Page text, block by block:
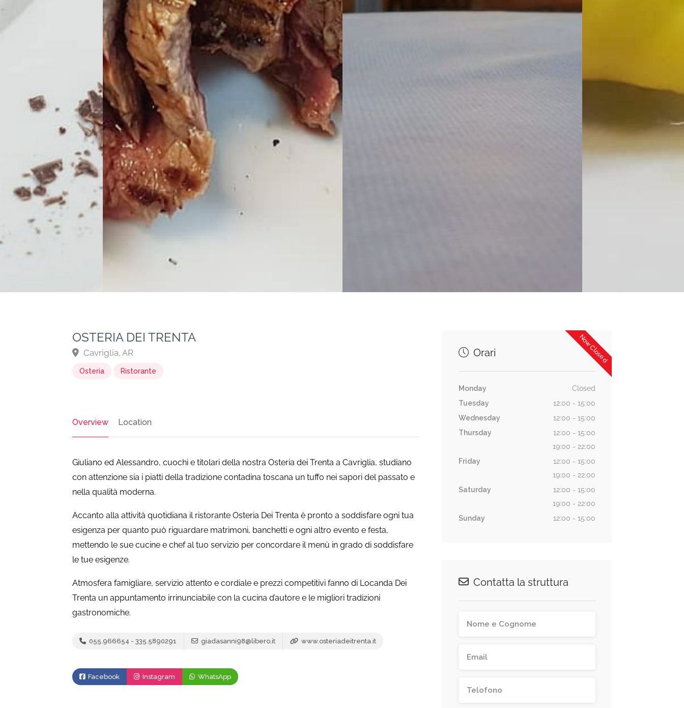
OSTERIA DEI TRENTA
Cavriglia, AR
Osteria Ristorante
Overview Location
Giuliano ed Alessandro, cuochi e titolari della nostra Osteria dei Trenta a Cavriglia, studiano
con attenzione sia i piatti della tradizione contadina toscana un tuffo nei sapori del passato e
nella qualità moderna.
Accanto alla attività quotidiana il ristorante Osteria Dei Trenta è pronto a soddisfare ogni tua
esigenza per quanto può riguardare matrimoni, banchetti e ogni altro evento e festa,
mettendo le sue cucine e chef al tuo servizio per concordare il menù in grado di soddisfare
le tue esigenze.
Atmosfera famigliare, servizio attento e cordiale e prezzi competitivi fanno di Locanda Dei
Trenta un appuntamento irrinunciabile con la cucina d’autore e le migliori tradizioni
gastronomiche.
055.966654 - 335.5890291 giadasanni98@libero.it www.osteriadeitrenta.it
Facebook Instagram WhatsApp
Now Closed
Orari
Monday
Closed
Tuesday
12:00 - 15:00
Wednesday
12:00 - 15:00
Thursday
12:00 - 15:00
19:00 - 22:00
Friday
12:00 - 15:00
19:00 - 22:00
Saturday
12:00 - 15:00
19:00 - 22:00
Sunday
12:00 - 15:00
Contatta la struttura